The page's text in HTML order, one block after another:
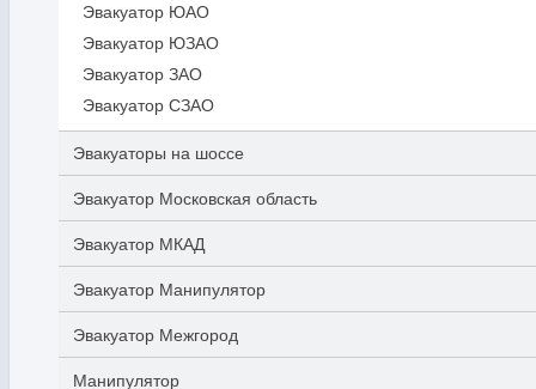
Эвакуатор ЮАО
Эвакуатор ЮЗАО
Эвакуатор ЗАО
Эвакуатор СЗАО
Эвакуаторы на шоссе
Эвакуатор Московская область
Эвакуатор МКАД
Эвакуатор Манипулятор
Эвакуатор Межгород
Манипулятор